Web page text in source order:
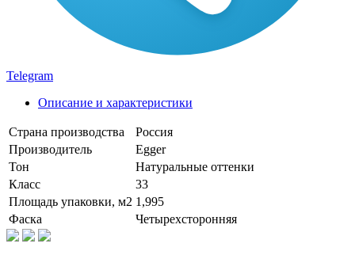
Telegram
Описание и характеристики
Страна производства
Россия
Производитель
Egger
Тон
Натуральные оттенки
Класс
33
Площадь упаковки, м2 1,995
Фаска
Четырехсторонняя